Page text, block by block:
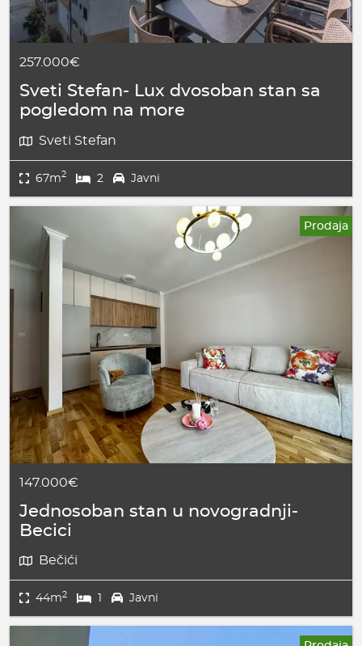
257.000€
Sveti Stefan- Lux dvosoban stan sa
pogledom na more
Sveti Stefan
67m2 2 Javni
Prodaja
147.000€
Jednosoban stan u novogradnji-
Becici
Bečići
44m2 1 Javni